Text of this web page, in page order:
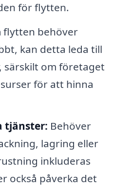
för flytten.
flytten behöver
kan detta leda till
särskilt om företaget
för att hinna
tjänster: Behöver
lagring eller
inkluderas
också påverka det